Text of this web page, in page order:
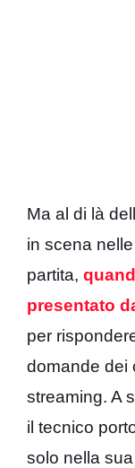
Ma al di là
in scena
partita,
presentato
per
domande dei
streaming. A
il tecnico
solo nella